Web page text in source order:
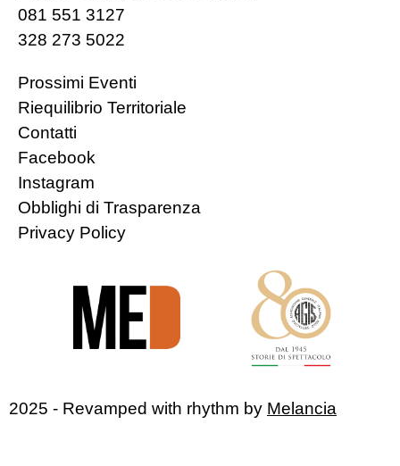
081 551 3127
328 273 5022
Prossimi Eventi
Riequilibrio Territoriale
Contatti
Facebook
Instagram
Obblighi di Trasparenza
Privacy Policy
2025 - Revamped with rhythm by Melancia